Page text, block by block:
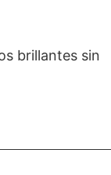
brillantes sin